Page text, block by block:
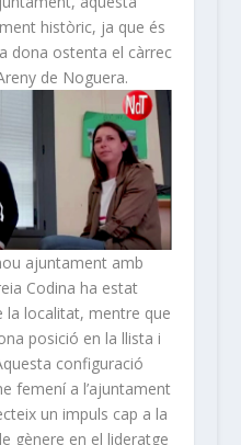
històric, ja que és
dona ostenta el càrrec
de Noguera.
ajuntament amb
Codina ha estat
la localitat, mentre que
posició en la llista i
configuració
femení a l’ajuntament
un impuls cap a la
gènere en el lideratge